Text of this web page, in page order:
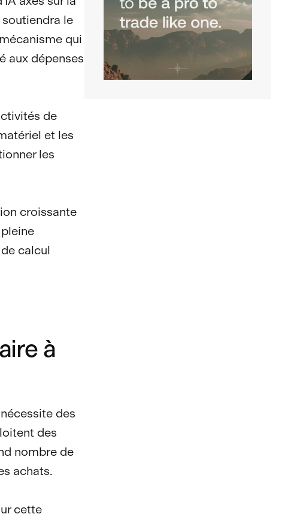
le
qui
aux dépenses
de
et les
les
croissante
calcul
à
des
des
nombre de
achats.
cette